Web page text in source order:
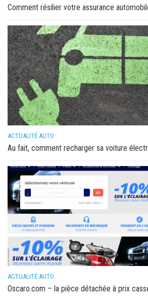
Comment résilier votre assurance
ACTUALITÉ AUTO
Au fait, comment recharger sa voiture
ACTUALITÉ AUTO
Oscaro.com – la pièce détachée à prix